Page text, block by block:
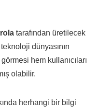
tarafından üretilecek
dünyasının
hem kullanıcıları
olabilir.
herhangi bir bilgi